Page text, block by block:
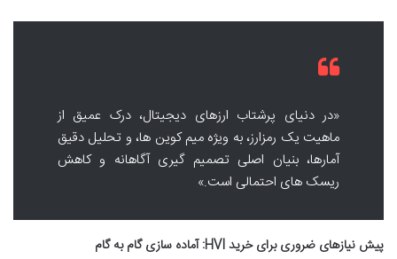
«در دنیای پرشتاب ارزهای دیجیتال، درک عمیق از
ماهیت یک رمزارز، به ویژه میم کوین ها، و تحلیل دقیق
آمارها، بنیان اصلی تصمیم گیری آگاهانه و کاهش
ریسک های احتمالی است.»
پیش نیازهای ضروری برای خرید HVI: آماده سازی گام به گام